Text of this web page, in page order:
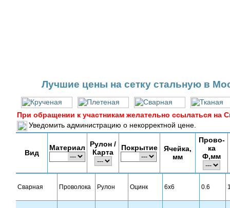
Лучшие цены на сетку стальную в
При обращении к участникам желательно ссылаться на
Уведомить администрацию о некорректной цене.
Вид
Материал
Рулон /
Карта
Покрытие
Ячейка,
мм
Прово-
ка
Ф,мм
Сварная Проволока Рулон Оцинк 6х6 0.6